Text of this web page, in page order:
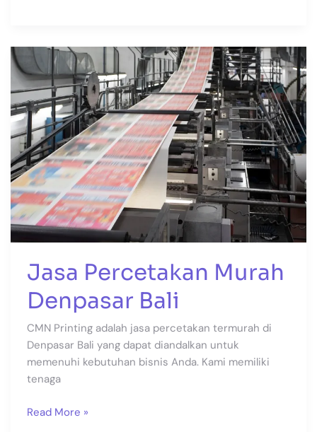
Jasa Percetakan Murah
Denpasar Bali
CMN Printing adalah jasa percetakan termurah di
Denpasar Bali yang dapat diandalkan untuk
memenuhi kebutuhan bisnis Anda. Kami memiliki
tenaga
Jasa
Percetakan
Murah
Denpasar
Bali
Read More »